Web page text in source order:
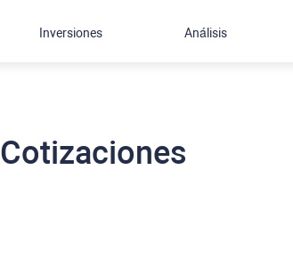
Cotizaciones
Inversiones Análisis